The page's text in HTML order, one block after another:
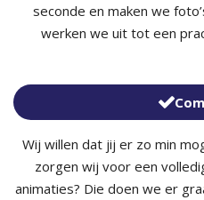
seconde en maken we
werken we uit tot een
Wij willen dat jij er zo min
zorgen wij voor een
animaties? Die doen we er